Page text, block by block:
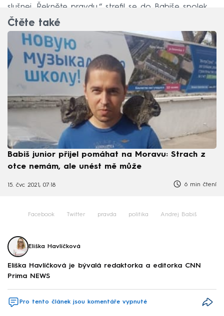
slušnej. Řekněte pravdu,“ strefil se do Babiše spolek.
Čtěte také
Babiš junior přijel pomáhat na Moravu: Strach z
otce nemám, ale unést mě může
15. čvc 2021, 07:18 6 min čtení
Facebook Twitter pravda politika Andrej Babiš
Eliška Havlíčková
Eliška Havlíčková je bývalá redaktorka a editorka CNN
Prima NEWS
Pro tento článek jsou komentáře vypnuté